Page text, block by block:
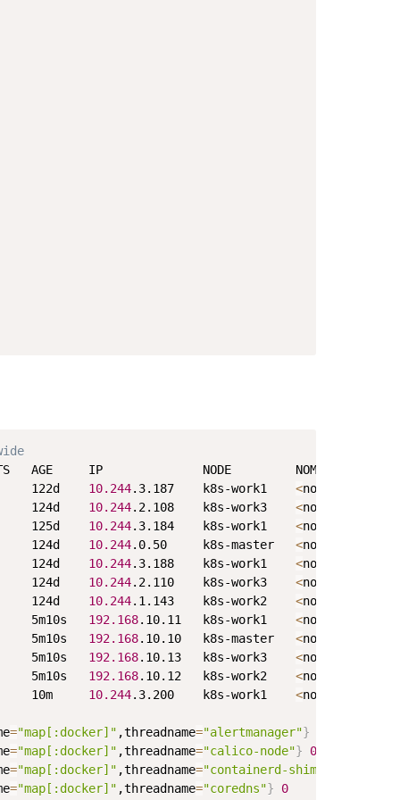
IP              NODE         NOMINATED NODE
122d
10.244.3.187    k8s-work1 <none
124d
10.244.2.108    k8s-work3 <none
125d
10.244.3.184    k8s-work1 <none
124d
10.244.0.50     k8s-master <none
124d
10.244.3.188    k8s-work1 <none
124d
10.244.2.110    k8s-work3 <none
124d
10.244.1.143    k8s-work2 <none
5m10s
192.168.10.11   k8s-work1 <none
5m10s
192.168.10.10   k8s-master <none
5m10s
192.168.10.13   k8s-work3 <none
5m10s
192.168.10.12   k8s-work2 <none
10m
10.244.3.200    k8s-work1 <none
="map[:docker]" ,threadname="alertmanager"}
="map[:docker]" ,threadname="calico-node"}
0
="map[:docker]" ,threadname="containerd-shim"
="map[:docker]" ,threadname="coredns"} 0